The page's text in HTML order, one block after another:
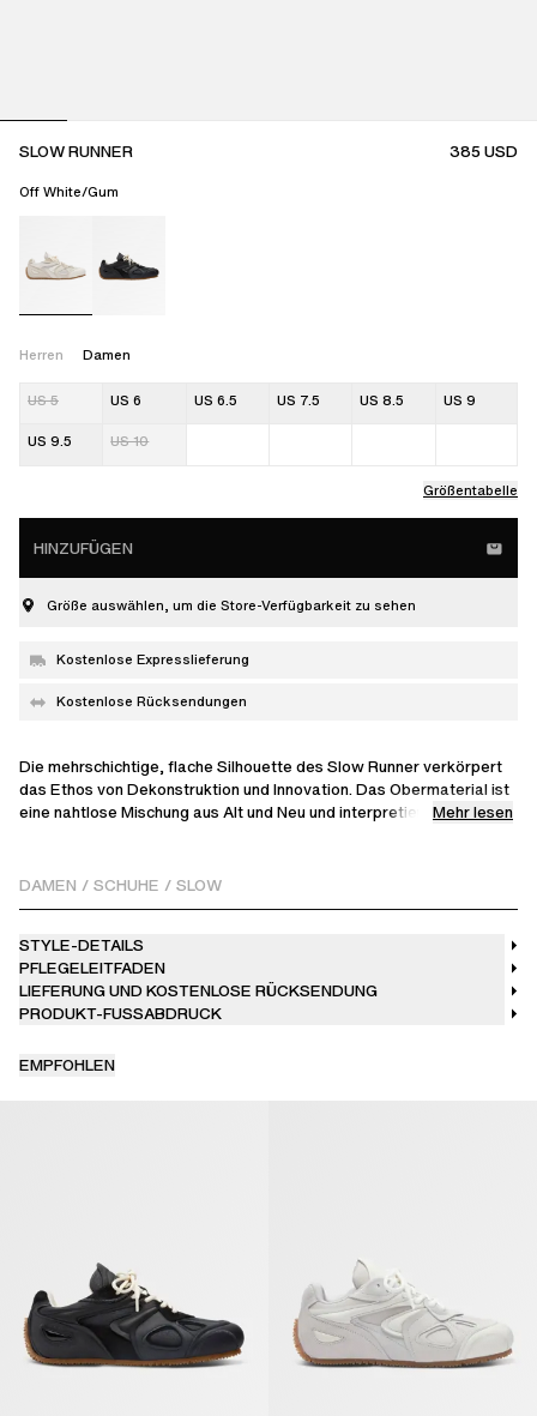
SLOW RUNNER 385USD
Off White/Gum
Herren Damen
US 5 US 6 US 6.5 US 7.5 US 8.5 US 9
US 9.5 US 10
Größentabelle
HINZUFÜGEN
Größe auswählen, um die Store-Verfügbarkeit zu sehen
Kostenlose Expresslieferung
Kostenlose Rücksendungen
Die mehrschichtige, flache Silhouette des Slow Runner verkörpert
das Ethos von Dekonstruktion und Innovation. Das Obermaterial ist
eine nahtlose Mischung aus Alt und Neu und interpretiert den
steht auf einer glatten, flachen Laufsohle mit einem einzigartigen,
von Strick inspirierten Finish, das Designelemente aus unseren
Mehr lesen
DAMEN / SCHUHE / SLOW
STYLE-DETAILS
PFLEGELEITFADEN
LIEFERUNG UND KOSTENLOSE RÜCKSENDUNG
PRODUKT-FUSSABDRUCK
EMPFOHLEN